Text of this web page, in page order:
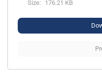
Size: 176.21 KB